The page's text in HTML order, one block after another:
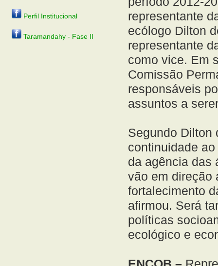
Perfil Institucional
Taramandahy - Fase II
representante
ecólogo Dilton
representante
como vice. Em
Comissão
responsáveis
assuntos a
Segundo Dilton
continuidade
da agência das
vão em direção
fortalecimento
afirmou. Será
políticas
ecológico e